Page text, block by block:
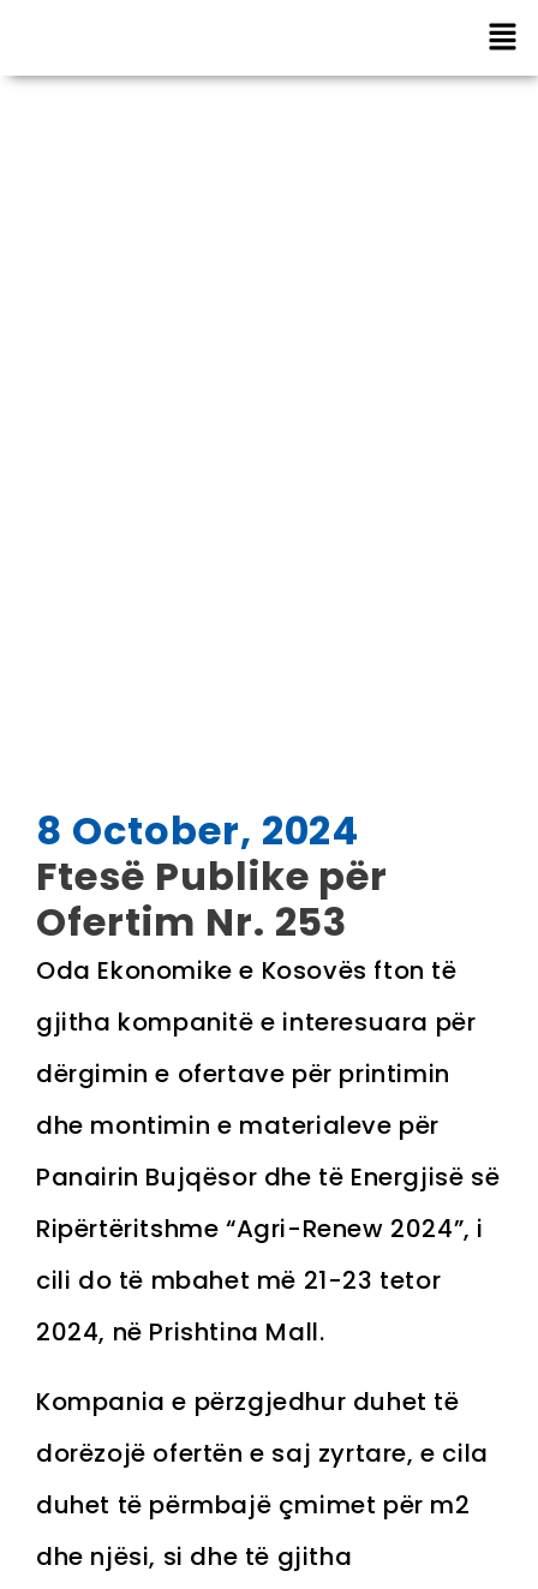
8 October, 2024
Ftesë Publike për
Ofertim Nr. 253
Oda Ekonomike e Kosovës fton të
gjitha kompanitë e interesuara për
dërgimin e ofertave për printimin
dhe montimin e materialeve për
Panairin Bujqësor dhe të Energjisë së
Ripërtëritshme “Agri-Renew 2024”, i
cili do të mbahet më 21-23 tetor
2024, në Prishtina Mall.
Kompania e përzgjedhur duhet të
dorëzojë ofertën e saj zyrtare, e cila
duhet të përmbajë çmimet për m2
dhe njësi, si dhe të gjitha